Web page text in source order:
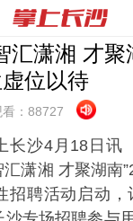
汇潇湘 才聚
位以待
： 88727
长沙4月18日讯
潇湘 才聚湖南
招聘活动启动